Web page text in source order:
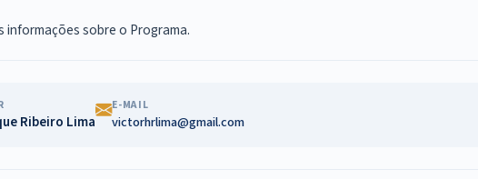
informações sobre o Programa.
Ribeiro Lima
E-MAIL
victorhrlima@gmail.com